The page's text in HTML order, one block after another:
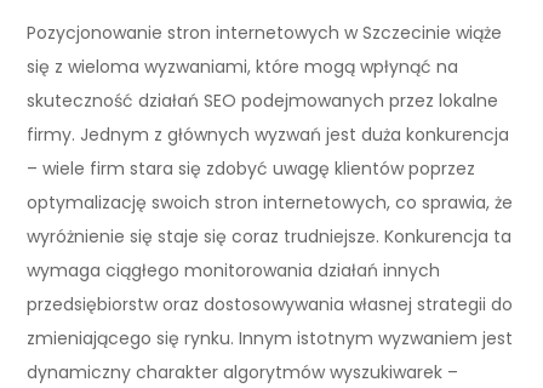
Pozycjonowanie stron internetowych w Szczecinie wiąże
się z wieloma wyzwaniami, które mogą wpłynąć na
skuteczność działań SEO podejmowanych przez lokalne
firmy. Jednym z głównych wyzwań jest duża konkurencja
– wiele firm stara się zdobyć uwagę klientów poprzez
optymalizację swoich stron internetowych, co sprawia, że
wyróżnienie się staje się coraz trudniejsze. Konkurencja ta
wymaga ciągłego monitorowania działań innych
przedsiębiorstw oraz dostosowywania własnej strategii do
zmieniającego się rynku. Innym istotnym wyzwaniem jest
dynamiczny charakter algorytmów wyszukiwarek –